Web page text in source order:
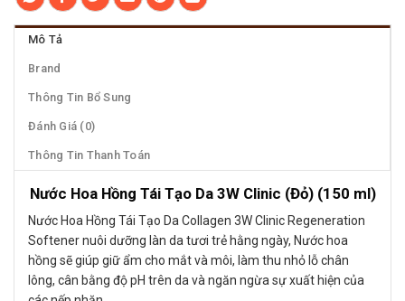
Mô Tả
Brand
Thông Tin Bổ Sung
Đánh Giá (0)
Thông Tin Thanh Toán
Nước Hoa Hồng Tái Tạo Da 3W Clinic (Đỏ) (150 ml)
Nước Hoa Hồng Tái Tạo Da Collagen 3W Clinic Regeneration
Softener nuôi dưỡng làn da tươi trẻ hằng ngày, Nước hoa
hồng sẽ giúp giữ ẩm cho mắt và môi, làm thu nhỏ lỗ chân
lông, cân bằng độ pH trên da và ngăn ngừa sự xuất hiện của